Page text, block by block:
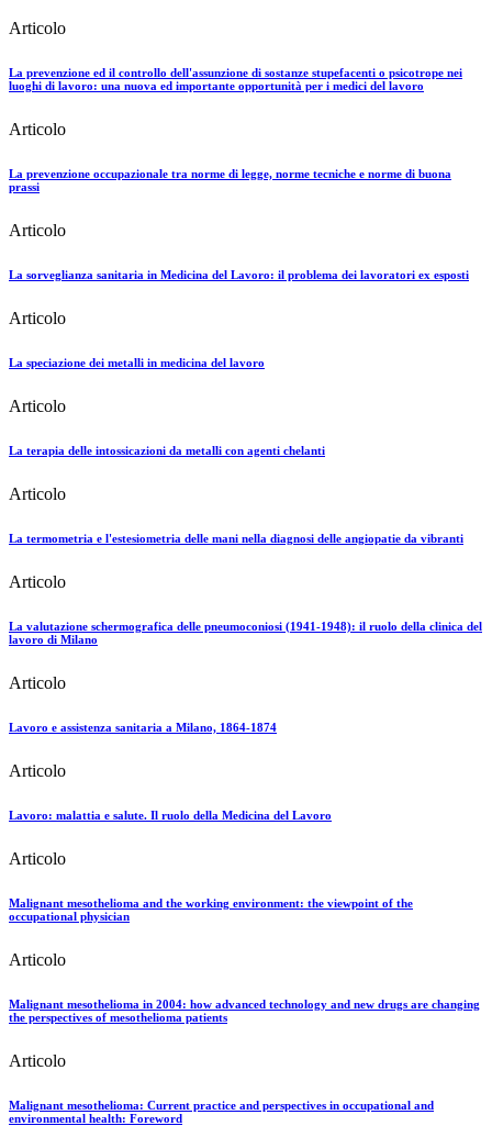
Articolo
La prevenzione ed il controllo dell'assunzione di sostanze stupefacenti o psicotrope nei
luoghi di lavoro: una nuova ed importante opportunità per i medici del lavoro
Articolo
La prevenzione occupazionale tra norme di legge, norme tecniche e norme di buona
prassi
Articolo
La sorveglianza sanitaria in Medicina del Lavoro: il problema dei lavoratori ex esposti
Articolo
La speciazione dei metalli in medicina del lavoro
Articolo
La terapia delle intossicazioni da metalli con agenti chelanti
Articolo
La termometria e l'estesiometria delle mani nella diagnosi delle angiopatie da vibranti
Articolo
La valutazione schermografica delle pneumoconiosi (1941-1948): il ruolo della clinica del
lavoro di Milano
Articolo
Lavoro e assistenza sanitaria a Milano, 1864-1874
Articolo
Lavoro: malattia e salute. Il ruolo della Medicina del Lavoro
Articolo
Malignant mesothelioma and the working environment: the viewpoint of the
occupational physician
Articolo
Malignant mesothelioma in 2004: how advanced technology and new drugs are changing
the perspectives of mesothelioma patients
Articolo
Malignant mesothelioma: Current practice and perspectives in occupational and
environmental health: Foreword